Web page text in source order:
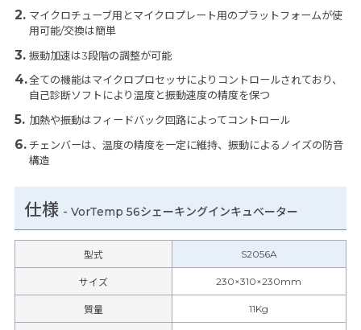
マイクロチューブ用とマイクロプレート用のプラットフォームが使
用可能/交換は簡単
振動加速は3段階の調整が可能
全ての機能はマイクロプロセッサによりコントロールされており、
自己診断ソフトにより温度と振動速度の精度を保つ
加熱や振動はフィードバック回路によってコントロール
チェンバーは、温度の精度を一定に維持、振動によるノイズの防音
構造
仕様 - VorTemp 56シェーキングインキュベーター
型式 S2056A
サイズ 230×310×230mm
質量 11Kg